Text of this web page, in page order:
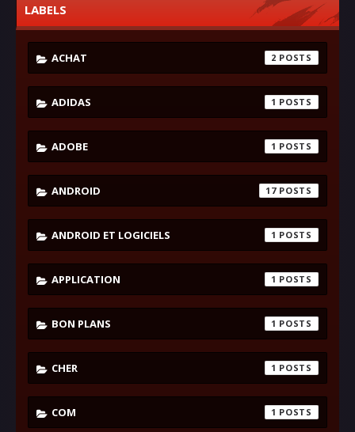
LABELS
ACHAT 2
ADIDAS 1
ADOBE 1
ANDROID 17
ANDROID ET LOGICIELS 1
APPLICATION 1
BON PLANS 1
CHER 1
COM 1